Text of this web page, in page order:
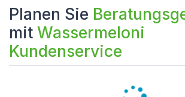
Planen Sie
mit Wassermeloni
Kundenservice